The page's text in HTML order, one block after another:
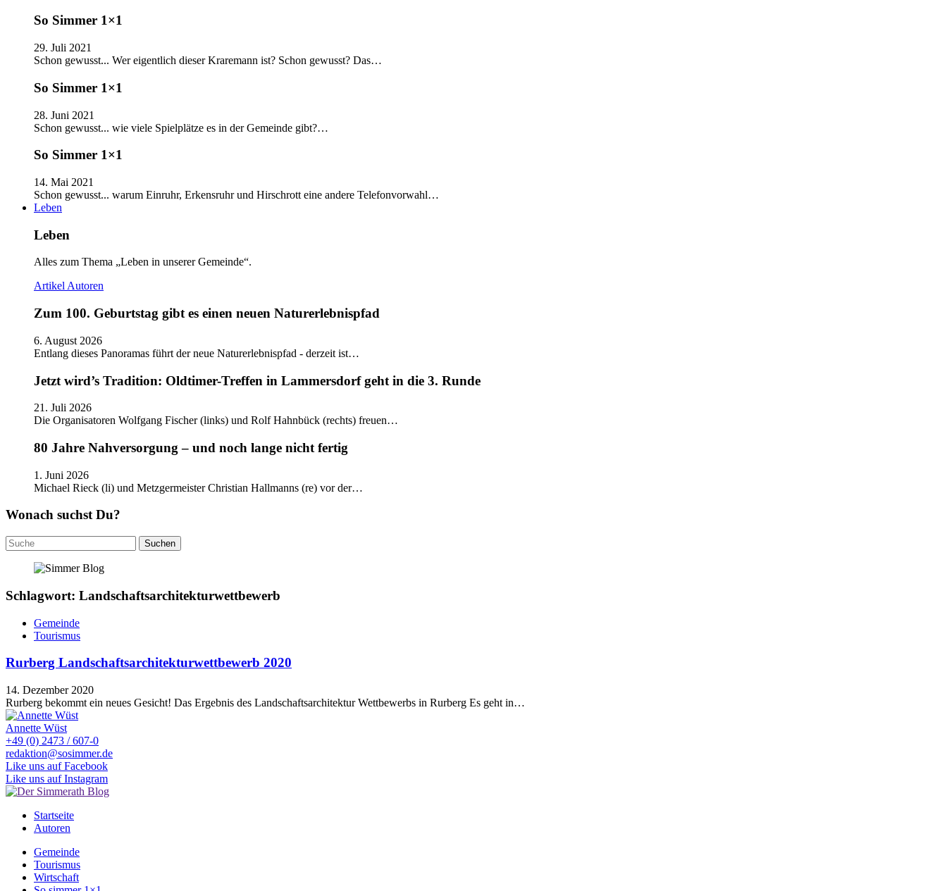
So Simmer 1×1
29. Juli 2021
Schon gewusst... Wer eigentlich dieser Kraremann ist? Schon gewusst? Das…
So Simmer 1×1
28. Juni 2021
Schon gewusst... wie viele Spielplätze es in der Gemeinde gibt?…
So Simmer 1×1
14. Mai 2021
Schon gewusst... warum Einruhr, Erkensruhr und Hirschrott eine andere Telefonvorwahl…
Leben
Leben
Alles zum Thema „Leben in unserer Gemeinde“.
ArtikelAutoren
Zum 100. Geburtstag gibt es einen neuen Naturerlebnispfad
6. August 2026
Entlang dieses Panoramas führt der neue Naturerlebnispfad - derzeit ist…
Jetzt wird’s Tradition: Oldtimer-Treffen in Lammersdorf geht in die 3. Runde
21. Juli 2026
Die Organisatoren Wolfgang Fischer (links) und Rolf Hahnbück (rechts) freuen…
80 Jahre Nahversorgung – und noch lange nicht fertig
1. Juni 2026
Michael Rieck (li) und Metzgermeister Christian Hallmanns (re) vor der…
Wonach suchst Du?
Suchen
nach:
Schlagwort: Landschaftsarchitekturwettbewerb
Gemeinde
Tourismus
Rurberg Landschaftsarchitekturwettbewerb 2020
14. Dezember 2020
Rurberg bekommt ein neues Gesicht! Das Ergebnis des Landschaftsarchitektur Wettbewerbs in Rurberg Es geht in…
Annette Wüst
+49 (0) 2473 / 607-0
redaktion@sosimmer.de
Like uns auf Facebook
Like uns auf Instagram
Startseite
Autoren
Gemeinde
Tourismus
Wirtschaft